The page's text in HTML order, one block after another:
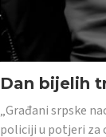
Dan bijelih
„Građani srpske
policiji u potjeri za